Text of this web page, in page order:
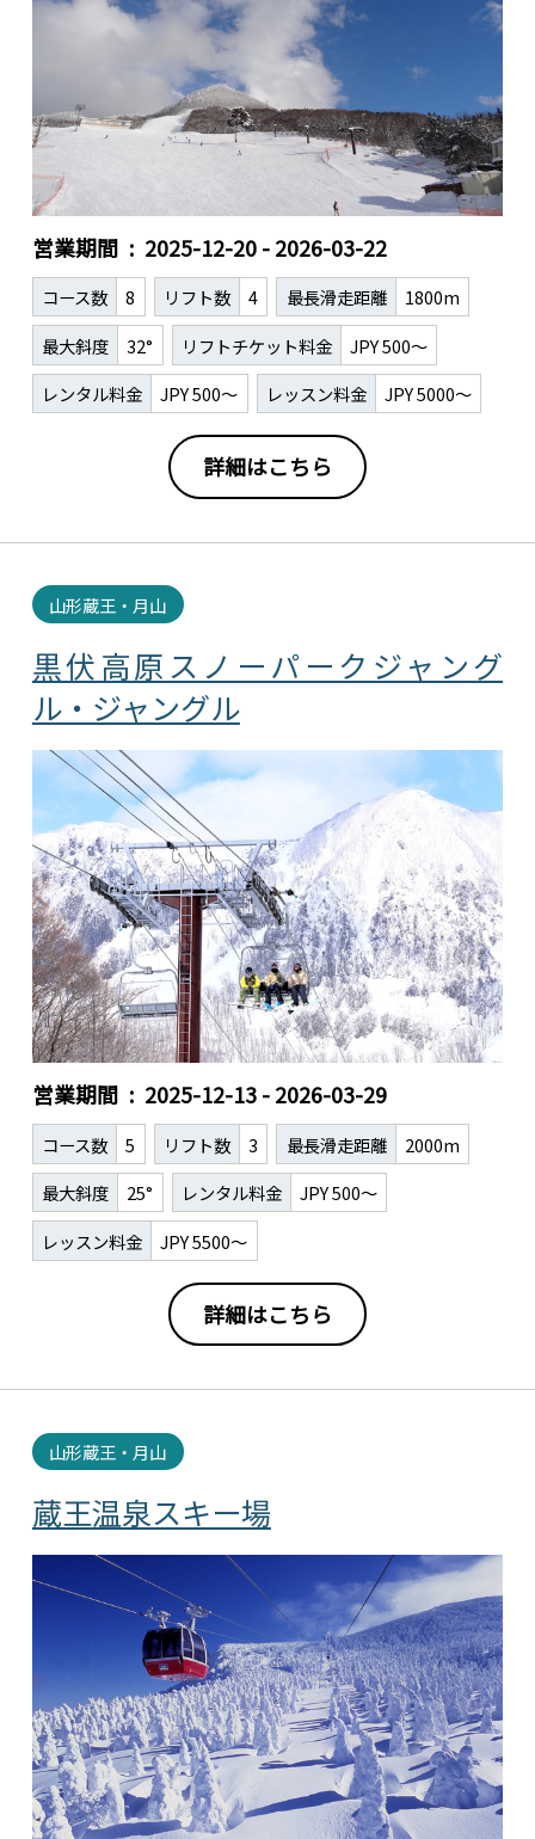
営業期間 2025-12-20 - 2026-03-22
コース数 8 リフト数 4 最長滑走距離
1800m
最大斜度
32° リフトチケット料金
JPY 500～
レンタル料金
JPY 500～ レッスン料金 JPY 5000～
詳細はこちら
黒伏高原スノーパークジャング
ル・ジャングル
山形蔵王・月山
営業期間 2025-12-13 - 2026-03-29
コース数 5 リフト数 3 最長滑走距離
2000m
最大斜度
25° レンタル料金
JPY 500～
レッスン料金
JPY 5500～
詳細はこちら
蔵王温泉スキー場
山形蔵王・月山